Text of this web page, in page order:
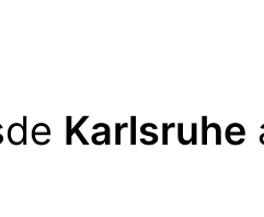
Karlsruhe